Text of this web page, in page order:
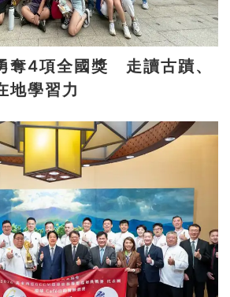
奪4項全國獎 走讀古蹟、
地學習力